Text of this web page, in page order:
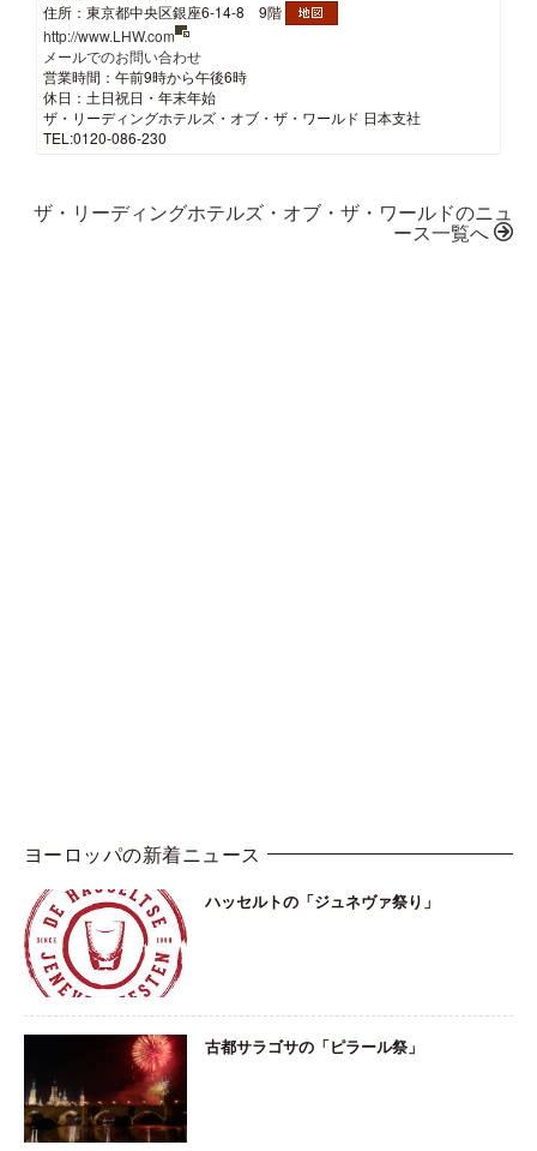
住所：東京都中央区銀座6-14-8 9階
http://www.LHW.com
メールでのお問い合わせ
営業時間：午前9時から午後6時
休日：土日祝日・年末年始
ザ・リーディングホテルズ・オブ・ザ・ワールド 日本支社
TEL:0120-086-230
ザ・リーディングホテルズ・オブ・ザ・ワールドのニュ
ース一覧へ
ヨーロッパの新着ニュース
ハッセルトの「ジュネヴァ祭り」
古都サラゴサの「ピラール祭」